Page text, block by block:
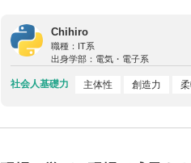
Chihiro
職種： IT系
出身学部： 電気・電子系
社会人基礎力 主体性 創造力